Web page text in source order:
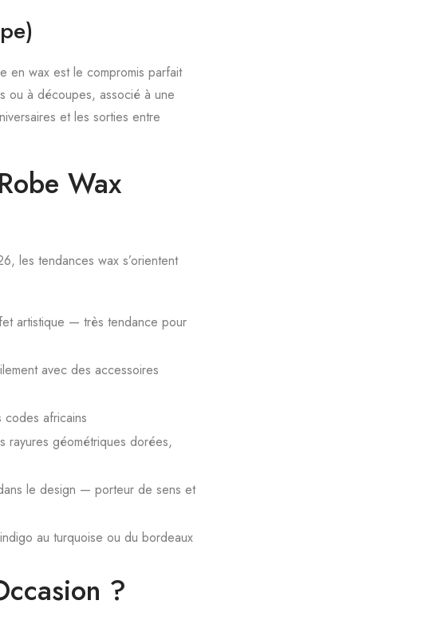
en wax est le compromis parfait
ou à découpes, associé à une
et les sorties entre
Wax
les tendances wax s’orientent
artistique — très tendance pour
avec des accessoires
africains
rayures géométriques dorées,
le design — porteur de sens et
au turquoise ou du bordeaux
?